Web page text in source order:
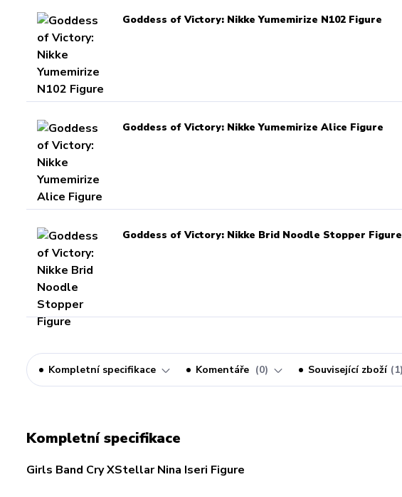
Goddess of Victory: Nikke Yumemirize N102 Figure
Goddess of Victory: Nikke Yumemirize Alice Figure
Goddess of Victory: Nikke Brid Noodle Stopper Figure
Kompletní specifikace Komentáře 0 Související zboží 1
Kompletní specifikace
Girls Band Cry XStellar Nina Iseri Figure